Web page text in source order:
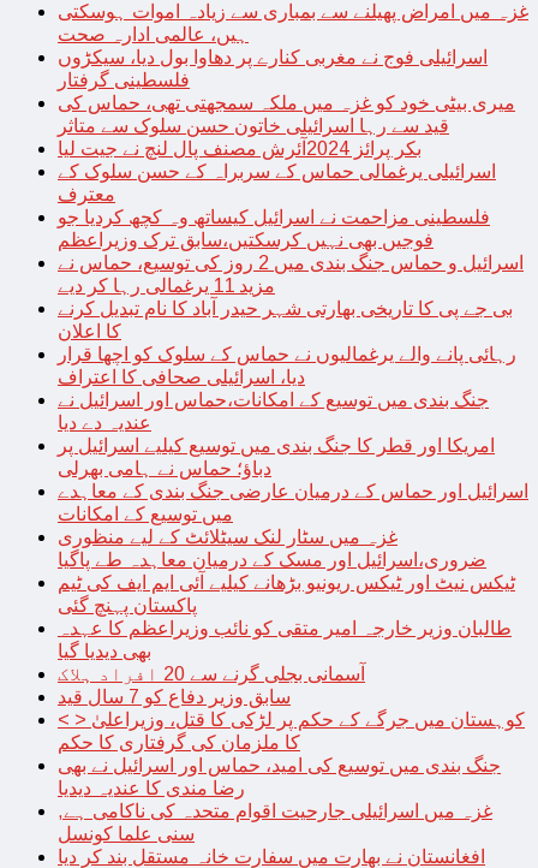
غزہ میں امراض پھیلنے سے بمباری سے زیادہ اموات ہوسکتی
ہیں، عالمی ادارہ صحت
اسرائیلی فوج نے مغربی کنارے پر دھاوا بول دیا، سیکڑوں
فلسطینی گرفتار
میری بیٹی خود کو غزہ میں ملکہ سمجھتی تھی، حماس کی
قید سے رہا اسرائیلی خاتون حسن سلوک سے متاثر
بکر پرائز 2024آئرش مصنف پال لنچ نے جیت لیا
اسرائیلی یرغمالی حماس کے سربراہ کے حسن سلوک کے
معترف
فلسطینی مزاحمت نے اسرائیل کیساتھ وہ کچھ کردیا جو
فوجیں بھی نہیں کرسکتیں،سابق ترک وزیراعظم
اسرائیل و حماس جنگ بندی میں 2 روز کی توسیع، حماس نے
مزید 11 یرغمالی رہا کر دیے
بی جے پی کا تاریخی بھارتی شہر حیدر آباد کا نام تبدیل کرنے
کا اعلان
رہائی پانے والے یرغمالیوں نے حماس کے سلوک کو اچھا قرار
دیا، اسرائیلی صحافی کا اعتراف
جنگ بندی میں توسیع کے امکانات،حماس اور اسرائیل نے
عندیہ دے دیا
امریکا اور قطر کا جنگ بندی میں توسیع کیلیے اسرائیل پر
دباؤ؛ حماس نے ہامی بھرلی
اسرائیل اور حماس کے درمیان عارضی جنگ بندی کے معاہدے
میں توسیع کے امکانات
غزہ میں سٹار لنک سیٹلائٹ کے لیے منظوری
ضروری،اسرائیل اور مسک کے درمیان معاہدہ طے پاگیا
ٹیکس نیٹ اور ٹیکس ریونیو بڑھانے کیلیے آئی ایم ایف کی ٹیم
پاکستان پہنچ گئی
طالبان وزیر خارجہ امیر متقی کو نائب وزیراعظم کا عہدہ
بھی دیدیا گیا
آسمانی بجلی گرنے سے 20 افراد ہلاک
سابق وزیر دفاع کو 7 سال قید
< > کوہستان میں جرگے کے حکم پر لڑکی کا قتل، وزیراعلیٰ
کا ملزمان کی گرفتاری کا حکم
جنگ بندی میں توسیع کی امید، حماس اور اسرائیل نے بھی
رضا مندی کا عندیہ دیدیا
غزہ میں اسرائیلی جارحیت اقوام متحدہ کی ناکامی ہے,
سنی علما کونسل
افغانستان نے بھارت میں سفارت خانہ مستقل بند کر دیا